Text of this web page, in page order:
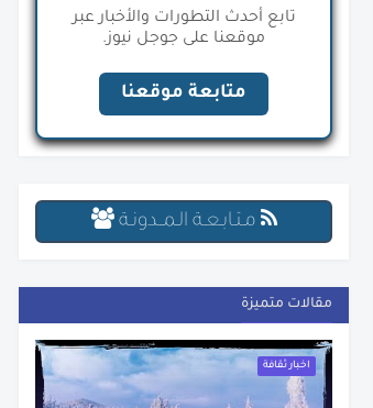
تابع أحدث التطورات والأخبار عبر
موقعنا على جوجل نيوز.
متابعة موقعنا
مـتـابـعـة الـمــدونـة
مقالات متميزة
اخبار ثقافة